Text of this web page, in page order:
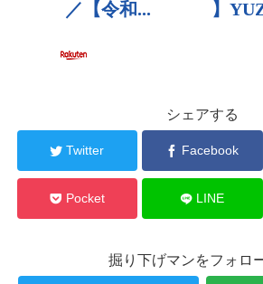
シェアする
Twitter Facebook
Pocket LINE
掘り下げマンをフォロ